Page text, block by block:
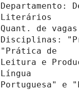
Departamento:
Literários
Quant. de
Disciplinas:
"Prática de
Leitura e
Língua
Portuguesa" e